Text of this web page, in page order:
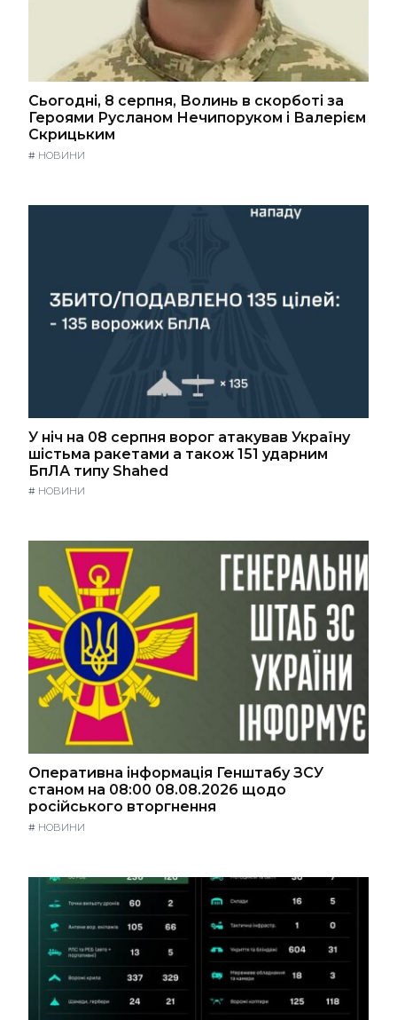
Сьогодні, 8 серпня, Волинь в скорботі за
Героями Русланом Нечипоруком і Валерієм
Скрицьким
# НОВИНИ
У ніч на 08 серпня ворог атакував Україну
шістьма ракетами а також 151 ударним
БпЛА типу Shahed
# НОВИНИ
Оперативна інформація Генштабу ЗСУ
станом на 08:00 08.08.2026 щодо
російського вторгнення
# НОВИНИ